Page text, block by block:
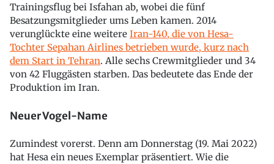
Trainingsflug bei Isfahan ab, wobei die fünf
Besatzungsmitglieder ums Leben kamen. 2014
verunglückte eine weitere Iran-140, die von Hesa-
Tochter Sepahan Airlines betrieben wurde, kurz nach
dem Start in Tehran. Alle sechs Crewmitglieder und 34
von 42 Fluggästen starben. Das bedeutete das Ende der
Produktion im Iran.
Neuer Vogel-Name
Zumindest vorerst. Denn am Donnerstag (19. Mai 2022)
hat Hesa ein neues Exemplar präsentiert. Wie die